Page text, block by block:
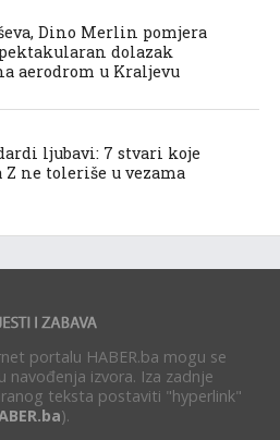
Dino Merlin pomjera
dolazak
aerodrom u Kraljevu
ljubavi: 7 stvari koje
Z ne toleriše u vezama
portalu HABER.ba mogu se
navođenja izvora. Iza zadnje
teksta postaviti "hyperlink"
).